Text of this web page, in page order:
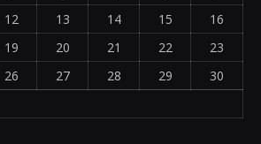
12 13 14 15
16
19 20 21 22
23
26 27 28 29
30